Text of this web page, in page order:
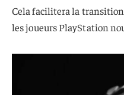
Cela facilitera la
les joueurs PlayStation